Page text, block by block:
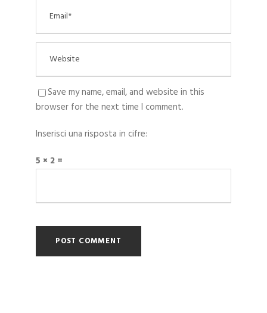
Save my name, email, and website in this
browser for the next time I comment.
Inserisci una risposta in cifre:
5 × 2 =